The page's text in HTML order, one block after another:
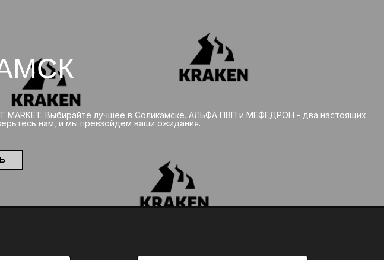
MARKET: Выбирайте лучшее в Соликамске. АЛЬФА ПВП и МЕФЕДРОН - два настоящих
нам, и мы превзойдем ваши ожидания.